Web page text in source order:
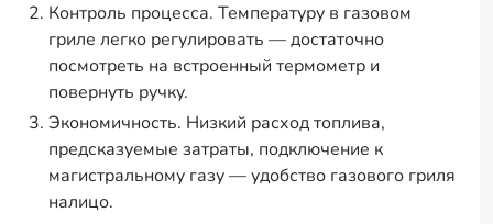
Контроль процесса. Температуру в газовом
гриле легко регулировать — достаточно
посмотреть на встроенный термометр и
повернуть ручку.
Экономичность. Низкий расход топлива,
предсказуемые затраты, подключение к
магистральному газу — удобство газового гриля
налицо.